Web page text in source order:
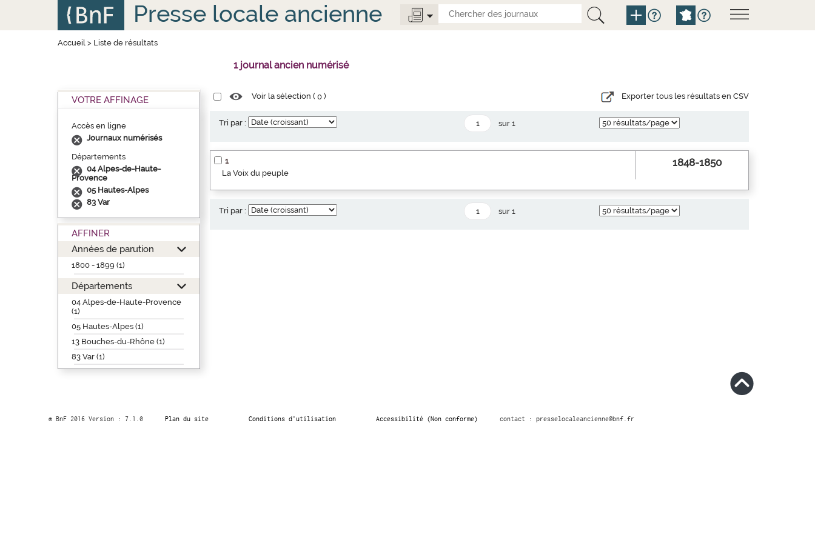
Presse locale ancienne
Accueil> Liste de résultats
1 journal ancien numérisé
VOTRE AFFINAGE
Accès en ligne
Journaux numérisés
Départements
04 Alpes-de-Haute-
Provence
05 Hautes-Alpes
83 Var
AFFINER
Années de parution
1800 - 1899 (1)
Départements
04 Alpes-de-Haute-Provence
(1)
05 Hautes-Alpes (1)
13 Bouches-du-Rhône (1)
83 Var (1)
Voir la sélection (0 ) Exporter tous les résultats en CSV
Tri par : sur 1
1
La Voix du peuple
1848-1850
Tri par : sur 1
© BnF 2016 Version : 7.1.0 Plan du site Conditions d’utilisation Accessibilité (Non conforme) contact : presselocaleancienne@bnf.fr
Panneau de gestion des cookies